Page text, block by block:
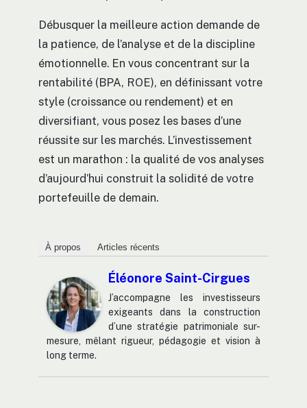
Débusquer la meilleure action demande de
la patience, de l’analyse et de la discipline
émotionnelle. En vous concentrant sur la
rentabilité (BPA, ROE), en définissant votre
style (croissance ou rendement) et en
diversifiant, vous posez les bases d’une
réussite sur les marchés. L’investissement
est un marathon : la qualité de vos analyses
d’aujourd’hui construit la solidité de votre
portefeuille de demain.
À propos Articles récents
Éléonore Saint-Cirgues
J’accompagne les investisseurs
exigeants dans la construction
d’une stratégie patrimoniale sur-
mesure, mêlant rigueur, pédagogie et vision à
long terme.